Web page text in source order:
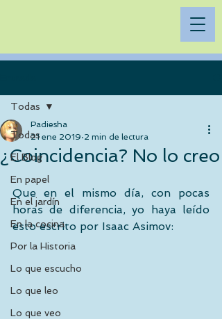
Todas
El Blog
En papel
En el jardín
En la cocina
Por la Historia
Lo que escucho
Lo que leo
Lo que veo
Todas
¿Coincidencia? No lo creo
Padiesha
21 ene 2019 2 min de lectura
Que en el mismo día, con pocas
horas de diferencia, yo haya leído
esto escrito por Isaac Asimov: